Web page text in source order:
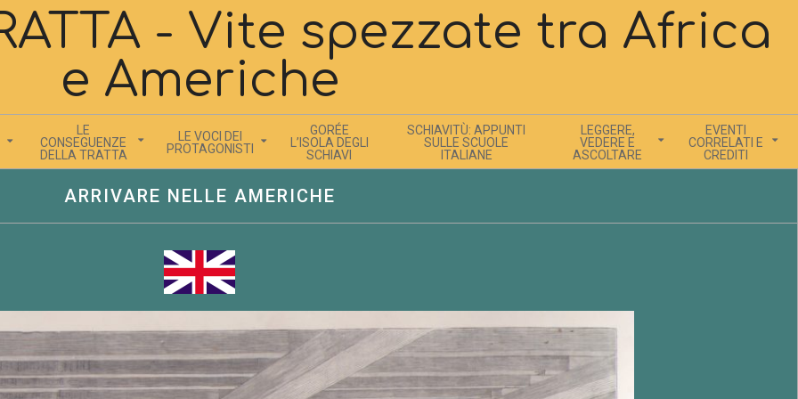
- Vite spezzate tra Africa
e Americhe
LE
CONSEGUENZE
DELLA TRATTA
LE VOCI DEI
PROTAGONISTI
GORÉE
L’ISOLA DEGLI
SCHIAVI
SCHIAVITÙ: APPUNTI
SULLE SCUOLE
ITALIANE
LEGGERE,
VEDERE E
ASCOLTARE
EVENTI
CORRELATI E
CREDITI
ARRIVARE NELLE AMERICHE